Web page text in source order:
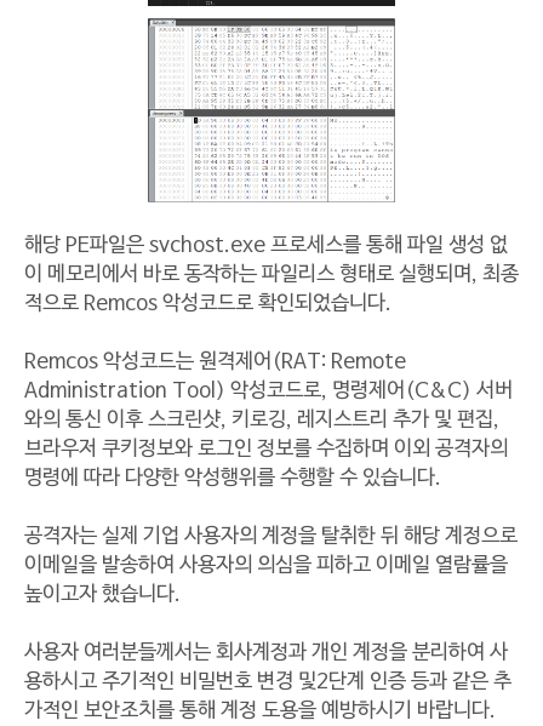
해당 PE파일은 svchost.exe 프로세스를 통해 파일 생성 없
이 메모리에서 바로 동작하는 파일리스 형태로 실행되며, 최종
적으로 Remcos 악성코드로 확인되었습니다.
Remcos 악성코드는 원격제어(RAT: Remote
Administration Tool) 악성코드로, 명령제어(C&C) 서버
와의 통신 이후 스크린샷, 키로깅, 레지스트리 추가 및 편집,
브라우저 쿠키정보와 로그인 정보를 수집하며 이외 공격자의
명령에 따라 다양한 악성행위를 수행할 수 있습니다.
공격자는 실제 기업 사용자의 계정을 탈취한 뒤 해당 계정으로
이메일을 발송하여 사용자의 의심을 피하고 이메일 열람률을
높이고자 했습니다.
사용자 여러분들께서는 회사계정과 개인 계정을 분리하여 사
용하시고 주기적인 비밀번호 변경 및2단계 인증 등과 같은 추
가적인 보안조치를 통해 계정 도용을 예방하시기 바랍니다.